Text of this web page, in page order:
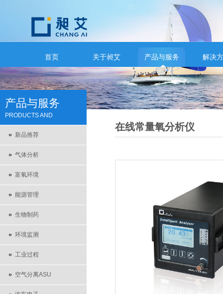
首页 关于昶艾 产品与服务 解决
产品与服务
PRODUCTS AND
SERVICES
新品推荐
气体分析
富氧环境
能源管理
生物制药
环境监测
工业过程
空气分离ASU
在线常量氧分析仪